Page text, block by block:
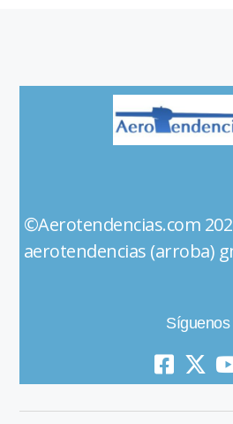
aerotendencias (arroba)
Síguenos